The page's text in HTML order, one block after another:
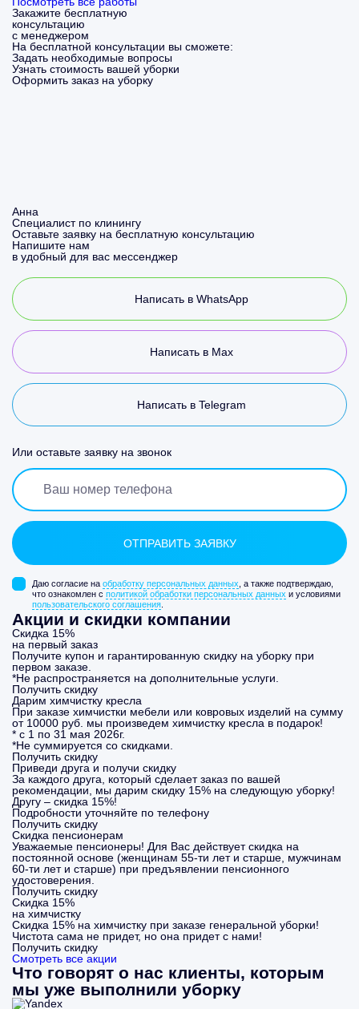
Закажите бесплатную
консультацию
с менеджером
На бесплатной консультации вы сможете:
Задать необходимые вопросы
Узнать стоимость вашей уборки
Оформить заказ на уборку
Анна
Специалист по клинингу
Оставьте заявку на бесплатную консультацию
Напишите нам
в удобный для вас мессенджер
Написать в WhatsApp
Написать в Max
Написать в Telegram
Или оставьте заявку на звонок
Даю согласие на обработку персональных данных , а также подтверждаю,
что ознакомлен с политикой обработки персональных данных и условиями
пользовательского соглашения
Акции и скидки компании
Скидка 15%
на первый заказ
Получите купон и гарантированную скидку на уборку при
первом заказе.
*Не распространяется на дополнительные услуги.
Получить скидку
Дарим химчистку кресла
При заказе химчистки мебели или ковровых изделий на сумму
от 10000 руб. мы произведем химчистку кресла в подарок!
* с 1 по 31 мая 2026г.
*Не суммируется со скидками.
Получить скидку
Приведи друга и получи скидку
За каждого друга, который сделает заказ по вашей
рекомендации, мы дарим скидку 15% на следующую уборку!
Другу – скидка 15%!
Подробности уточняйте по телефону
Получить скидку
Скидка пенсионерам
Уважаемые пенсионеры! Для Вас действует скидка на
постоянной основе (женщинам 55-ти лет и старше, мужчинам
60-ти лет и старше) при предъявлении пенсионного
удостоверения.
Получить скидку
Скидка 15%
на химчистку
Скидка 15% на химчистку при заказе генеральной уборки!
Чистота сама не придет, но она придет с нами!
Получить скидку
Смотреть все акции
Что говорят о нас клиенты, которым
мы уже выполнили уборку